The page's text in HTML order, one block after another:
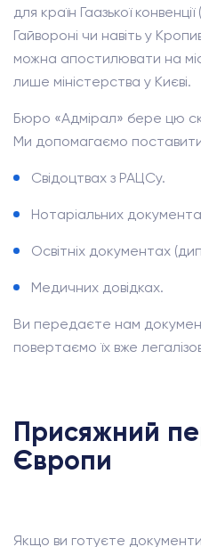
для країн Гаазької
Гайвороні чи навіть у
можна апостилювати на
лише міністерства у Києві.
Бюро «Адмірал» бере цю
Ми допомагаємо
Свідоцтвах з РАЦСу.
Нотаріальних
Освітніх документах
Медичних довідках.
Ви передаєте нам
повертаємо їх вже
Присяжний
Європи
Якщо ви готуєте документи